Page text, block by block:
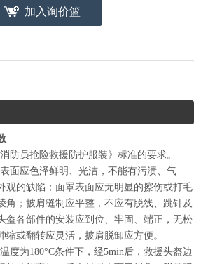
加入询价篮
防员抢险救援防护服装》标准的要求。
面应色泽鲜明、光洁，不能有污渍、气
观的缺陷；面罩表面应无明显的擦伤或打毛
角；披肩缝制应平整，不应有脱线、跳针及
盔各部件的安装应到位、牢固、端正，无松
缩或翻转应灵活，披肩脱卸应方便。
度为180°C条件下，经5min后，救援头盔边